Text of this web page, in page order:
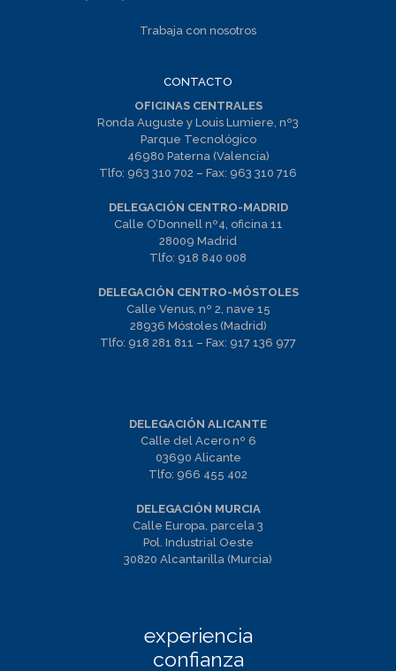
Trabaja con nosotros
CONTACTO
OFICINAS CENTRALES
Ronda Auguste y Louis Lumiere, nº3
Parque Tecnológico
46980 Paterna (Valencia)
Tlfo: 963 310 702 – Fax: 963 310 716
DELEGACIÓN CENTRO-MADRID
Calle O’Donnell nº4, oficina 11
28009 Madrid
Tlfo: 918 840 008
DELEGACIÓN CENTRO-MÓSTOLES
Calle Venus, nº 2, nave 15
28936 Móstoles (Madrid)
Tlfo: 918 281 811 – Fax: 917 136 977
DELEGACIÓN ALICANTE
Calle del Acero nº 6
03690 Alicante
Tlfo: 966 455 402
DELEGACIÓN MURCIA
Calle Europa, parcela 3
Pol. Industrial Oeste
30820 Alcantarilla (Murcia)
experiencia
confianza